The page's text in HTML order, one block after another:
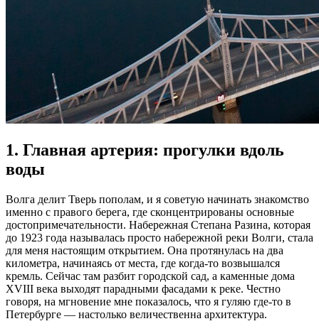
1. Главная артерия: прогулки вдоль
воды
Волга делит Тверь пополам, и я советую начинать знакомство
именно с правого берега, где сконцентрированы основные
достопримечательности. Набережная Степана Разина, которая
до 1923 года называлась просто набережной реки Волги, стала
для меня настоящим открытием. Она протянулась на два
километра, начинаясь от места, где когда-то возвышался
кремль. Сейчас там разбит городской сад, а каменные дома
XVIII века выходят парадными фасадами к реке. Честно
говоря, на мгновение мне показалось, что я гуляю где-то в
Петербурге — настолько величественна архитектура.